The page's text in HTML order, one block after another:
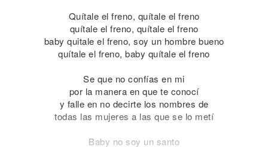
Quítale el freno, quítale el freno
quítale el freno, quítale el freno
baby quitale el freno, soy un hombre bueno
quítale el freno, baby quítale el freno
Se que no confías en mi
por la manera en que te conocí
y falle en no decirte los nombres de
todas las mujeres a las que se lo metí
Baby no soy un santo